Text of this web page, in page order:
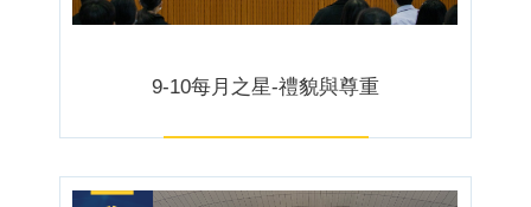
9-10每月之星-禮貌與尊重